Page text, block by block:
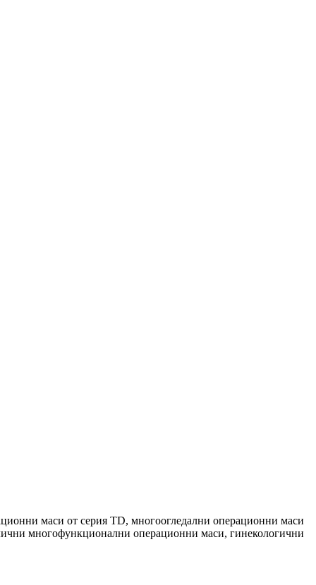
маси от серия TD, многоогледални операционни маси
многофункционални операционни маси, гинекологични